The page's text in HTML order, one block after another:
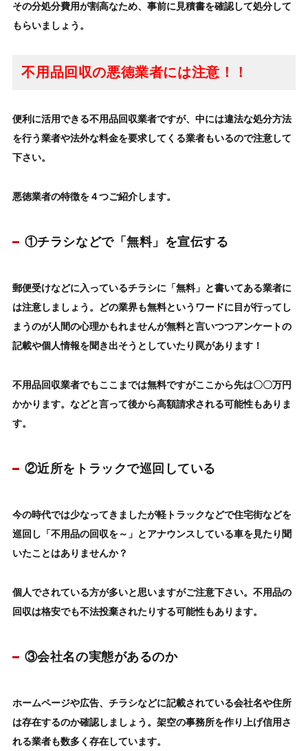
その分処分費用が割高なため、事前に見積書を確認して処分して
もらいましょう 。
不用品回収の悪徳業者には注意！！
便利に活用できる不用品回収業者ですが、中には違法な処分方法
を行う業者や法外な料金を要求してくる業者もいるので注意して
下さい。
悪徳業者の特徴を４つご紹介します。
①チラシなどで「無料」を宣伝する
郵便受けなどに入っているチラシに「無料」と書いてある業者に
は注意しましょう。
どの業界も無料というワードに目が行ってし
まうのが人間の心理かもれませんが無料と言いつつアンケートの
記載や個人情報を聞き出そうとしていたり罠があります！
不用品回収業者でもここまでは無料ですがここから先は〇〇万円
かかります。などと言って後から高額請求される可能性もありま
す。
②近所をトラックで巡回している
今の時代では少なってきましたが軽トラックなどで住宅街などを
巡回し「不用品の回収を～」 とアナウンスしている車を見たり聞
いたことはありませんか？
個人でされている方が多いと思いますがご注意下さい。 不用品の
回収は格安でも不法投棄されたりする可能性もあります。
③会社名の実態があるのか
ホームページや広告、チラシなどに記載されている会社名や住所
は存在するのか確認しましょう。 架空の事務所を作り上げ信用さ
れる業者も数多く存在しています。